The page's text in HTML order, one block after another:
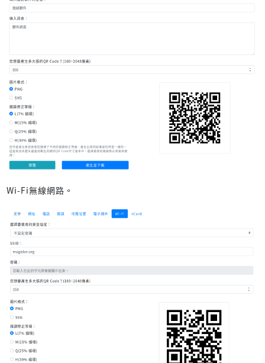
Wi-Fi無線網路。